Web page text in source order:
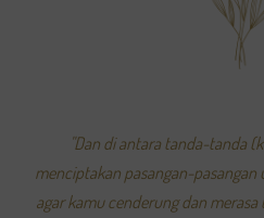
"Dan di antara tanda-tanda
menciptakan pasangan-
agar kamu cenderung dan